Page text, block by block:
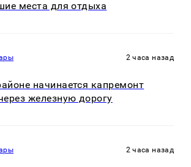
места для отдыха
2 часа назад
начинается капремонт
железную дорогу
2 часа назад